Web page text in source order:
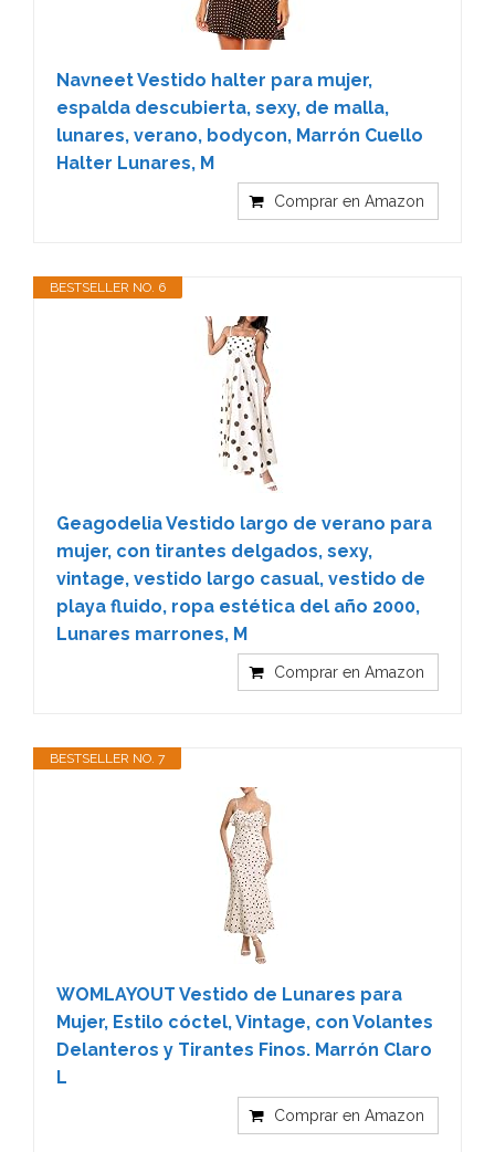
Navneet Vestido halter para mujer,
espalda descubierta, sexy, de malla,
lunares, verano, bodycon, Marrón Cuello
Halter Lunares, M
Comprar en Amazon
BESTSELLER NO. 6
Geagodelia Vestido largo de verano para
mujer, con tirantes delgados, sexy,
vintage, vestido largo casual, vestido de
playa fluido, ropa estética del año 2000,
Lunares marrones, M
Comprar en Amazon
BESTSELLER NO. 7
WOMLAYOUT Vestido de Lunares para
Mujer, Estilo cóctel, Vintage, con Volantes
Delanteros y Tirantes Finos. Marrón Claro
L
Comprar en Amazon